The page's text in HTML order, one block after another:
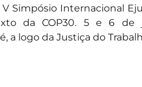
Simpósio Internacional
da COP30. 5 e 6 de
a logo da Justiça do